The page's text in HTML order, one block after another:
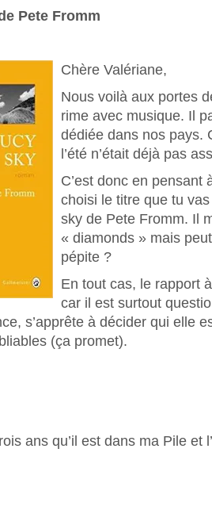
Pete Fromm
Chère Valériane,
Nous voilà aux portes
rime avec musique. Il
dédiée dans nos pays.
l’été n’était déjà pas
C’est donc en pensant
choisi le titre que tu
sky de Pete Fromm. Il
« diamonds » mais
pépite ?
En tout cas, le rapport
car il est surtout
s’apprête à décider qui elle
(ça promet).
ans qu’il est dans ma Pile et